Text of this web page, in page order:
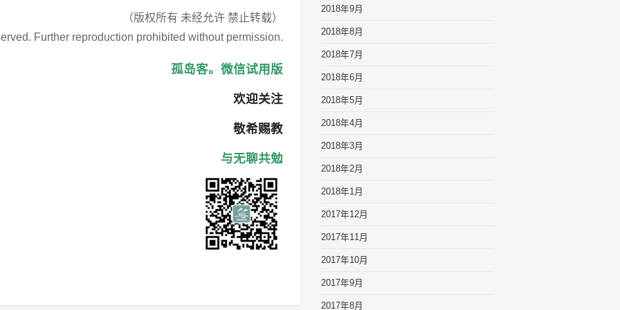
（版权所有 未经允许 禁止转载）
Further reproduction prohibited without permission.
孤岛客。微信试用版
欢迎关注
敬希赐教
与无聊共勉
2018年9月
2018年8月
2018年7月
2018年6月
2018年5月
2018年4月
2018年3月
2018年2月
2018年1月
2017年12月
2017年11月
2017年10月
2017年9月
2017年8月